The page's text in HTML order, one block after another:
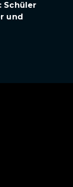
Schüler
und